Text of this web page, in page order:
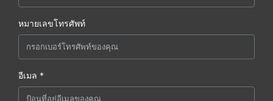
หมายเลขโทรศัพท์
อีเมล *